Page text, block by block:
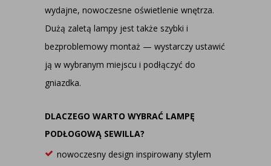
wydajne, nowoczesne oświetlenie wnętrza.
Dużą zaletą lampy jest także szybki i
bezproblemowy montaż — wystarczy ustawić
ją w wybranym miejscu i podłączyć do
gniazdka.
DLACZEGO WARTO WYBRAĆ LAMPĘ
PODŁOGOWĄ SEWILLA?
nowoczesny design inspirowany stylem